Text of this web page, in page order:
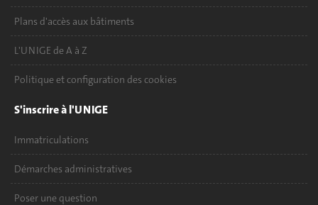
Plans d'accès aux bâtiments
L'UNIGE de A à Z
Politique et configuration des cookies
S'inscrire à l'UNIGE
Immatriculations
Démarches administratives
Poser une question